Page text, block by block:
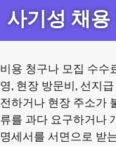
사기성 채용
비용 청구나 모집 수수
영, 현장 방문비, 선지
전하거나 현장 주소가
류를 과다 요구하거나
명세서를 서면으로 받